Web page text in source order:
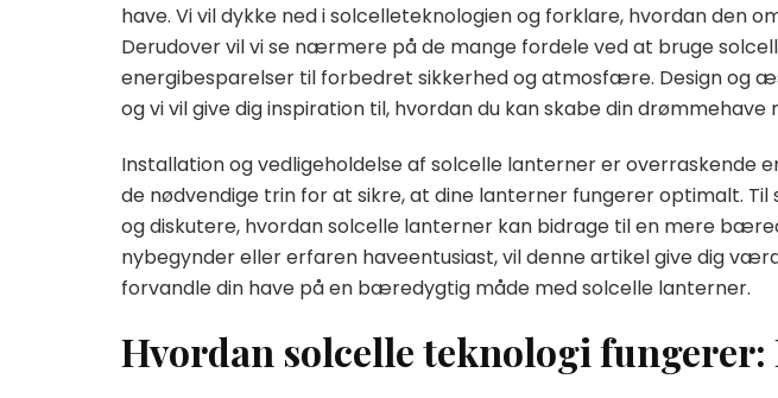
have. Vi vil dykke ned i solcelleteknologien og forklare, hvordan den
Derudover vil vi se nærmere på de mange fordele ved at bruge
energibesparelser til forbedret sikkerhed og atmosfære. Design og
og vi vil give dig inspiration til, hvordan du kan skabe din drømmehave
Installation og vedligeholdelse af solcelle lanterner er overraskende
de nødvendige trin for at sikre, at dine lanterner fungerer optimalt. Til
og diskutere, hvordan solcelle lanterner kan bidrage til en mere
nybegynder eller erfaren haveentusiast, vil denne artikel give dig
forvandle din have på en bæredygtig måde med solcelle lanterner.
Hvordan solcelle teknologi fungerer: